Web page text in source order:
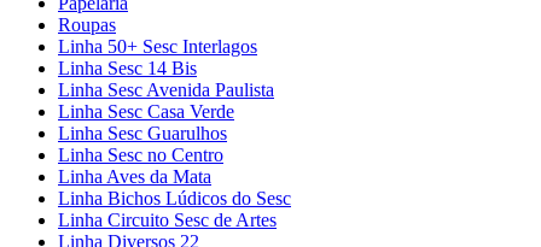
Roupas
Linha 50+ Sesc Interlagos
Linha Sesc 14 Bis
Linha Sesc Avenida Paulista
Linha Sesc Casa Verde
Linha Sesc Guarulhos
Linha Sesc no Centro
Linha Aves da Mata
Linha Bichos Lúdicos do Sesc
Linha Circuito Sesc de Artes
Linha Diversos 22